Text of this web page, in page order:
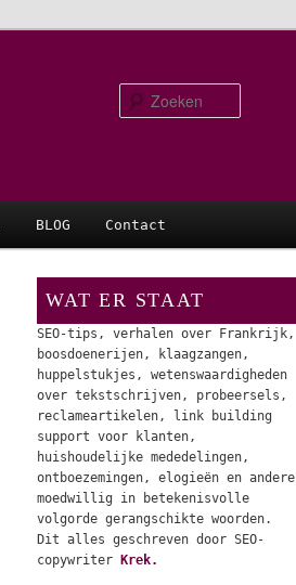
BLOG Contact
WAT ER STAAT
SEO-tips, verhalen over Frankrijk,
boosdoenerijen, klaagzangen,
huppelstukjes, wetenswaardigheden
over tekstschrijven, probeersels,
reclameartikelen, link building
support voor klanten,
huishoudelijke mededelingen,
ontboezemingen, elogieën en andere
moedwillig in betekenisvolle
volgorde gerangschikte woorden.
Dit alles geschreven door SEO-
copywriter Krek.